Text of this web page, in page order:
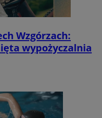
Wzgórzach:
wypożyczalnia